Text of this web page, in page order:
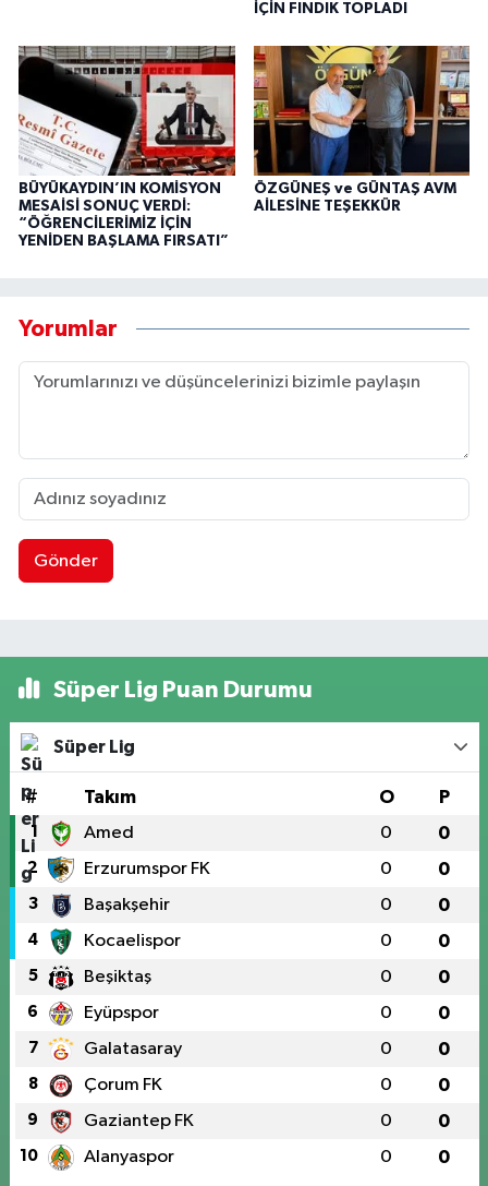
İÇİN FINDIK TOPLADI
BÜYÜKAYDIN’IN KOMİSYON
MESAİSİ SONUÇ VERDİ:
“ÖĞRENCİLERİMİZ İÇİN
YENİDEN BAŞLAMA FIRSATI”
ÖZGÜNEŞ ve GÜNTAŞ AVM
AİLESİNE TEŞEKKÜR
Yorumlar
Gönder
Süper Lig Puan Durumu
Süper Lig
# Takım O P
1 Amed 0 0
2 Erzurumspor FK 0 0
3 Başakşehir 0 0
4 Kocaelispor 0 0
5 Beşiktaş 0 0
6 Eyüpspor 0 0
7 Galatasaray 0 0
8 Çorum FK 0 0
9 Gaziantep FK 0 0
10 Alanyaspor 0 0